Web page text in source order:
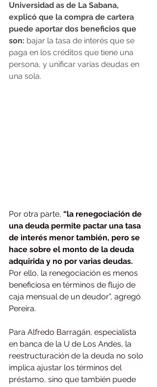
Universidad as de La Sabana,
explicó que la compra de cartera
puede aportar dos beneficios que
son: bajar la tasa de interés que se
paga en los créditos que tiene una
persona, y unificar varias deudas en
una sola.
Por otra parte, “la renegociación de
una deuda permite pactar una tasa
de interés menor también, pero se
hace sobre el monto de la deuda
adquirida y no por varias deudas.
Por ello, la renegociación es menos
beneficiosa en términos de flujo de
caja mensual de un deudor”, agregó
Pereira.
Para Alfredo Barragán, especialista
en banca de la U de Los Andes, la
reestructuración de la deuda no solo
implica ajustar los términos del
préstamo, sino que también puede